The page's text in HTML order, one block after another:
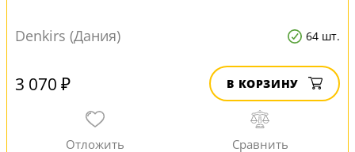
Denkirs (Дания) 64 шт.
3 070 ₽ В КОРЗИНУ